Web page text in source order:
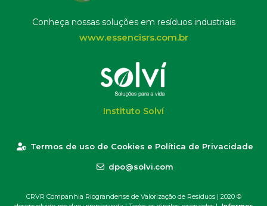
Conheça nossas soluções em resíduos industriais
www.essencisrs.com.br
Instituto Solví
Termos de uso de Cookies e Política de Privacidade
dpo@solvi.com
CRVR Companhia Riograndense de Valorização de Resíduos | 2020 ©